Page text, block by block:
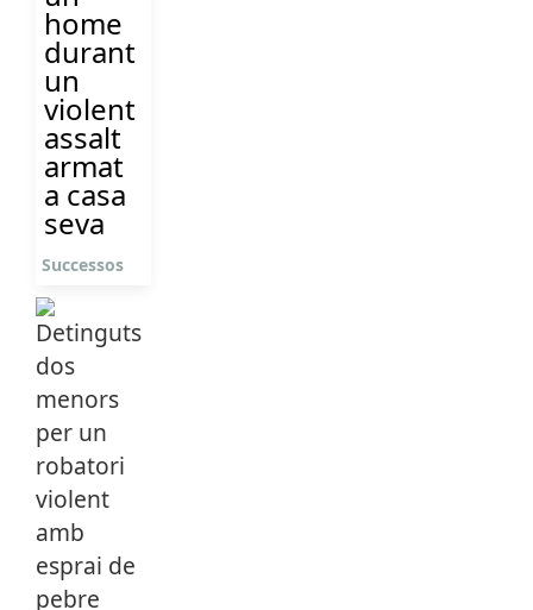
home
durant
un
violent
assalt
armat
a casa
seva
Successos